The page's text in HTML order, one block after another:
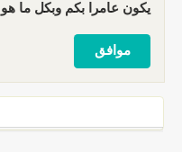
يكون عامرا بكم وبكل ما